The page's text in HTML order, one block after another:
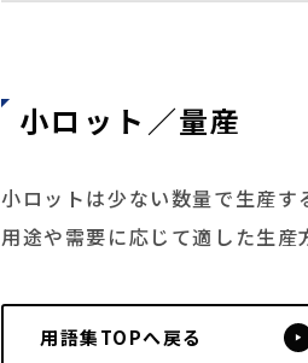
小ロット／量産
小ロットは少ない数量で生産す
用途や需要に応じて適した生産
用語集TOPへ戻る